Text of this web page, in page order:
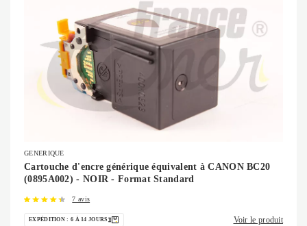
GENERIQUE
Cartouche d'encre générique équivalent à CANON BC20
(0895A002) - NOIR - Format Standard
7 avis
EXPÉDITION : 6 À 14 JOURS Voir le produit